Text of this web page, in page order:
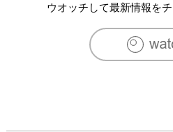
ウオッチして最新情報を